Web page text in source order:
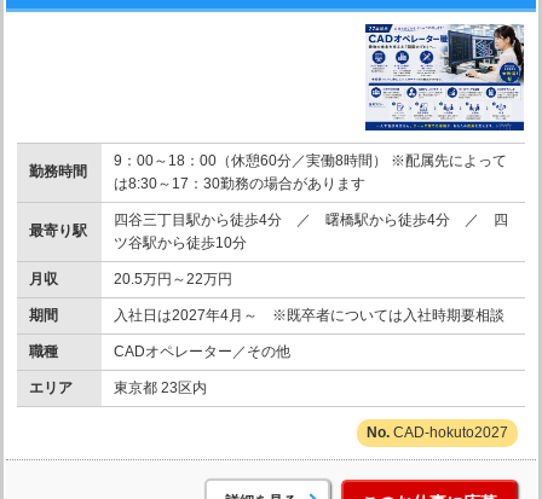
勤務時間
9：00～18：00（休憩60分／実働8時間） ※配属先によって
は8:30～17：30勤務の場合があります
最寄り駅
四谷三丁目駅から徒歩4分 ／ 曙橋駅から徒歩4分 ／ 四
ツ谷駅から徒歩10分
月収 20.5万円～22万円
期間 入社日は2027年4月～ ※既卒者については入社時期要相談
職種 CADオペレーター／その他
エリア 東京都 23区内
CAD-hokuto2027